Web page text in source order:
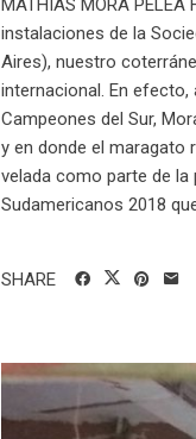
MATHÍAS MORA PELEA
instalaciones de la
Aires), nuestro
internacional. En efecto,
Campeones del Sur,
y en donde el maragato
velada como parte de la
Sudamericanos 2018
SHARE